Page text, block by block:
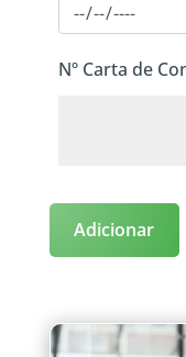
Nº Carta de
Adicionar